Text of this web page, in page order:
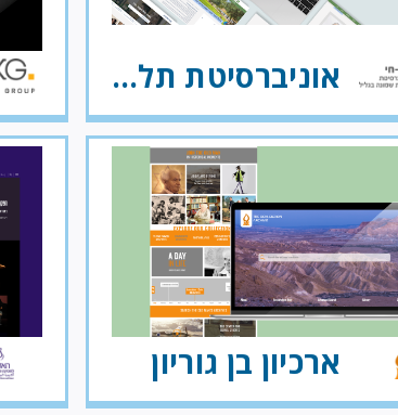
אוניברסיטת תל־חי
ארכיון בן גוריון